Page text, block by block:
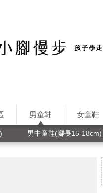
男童鞋 女童鞋
男中童鞋(腳長15-18cm)